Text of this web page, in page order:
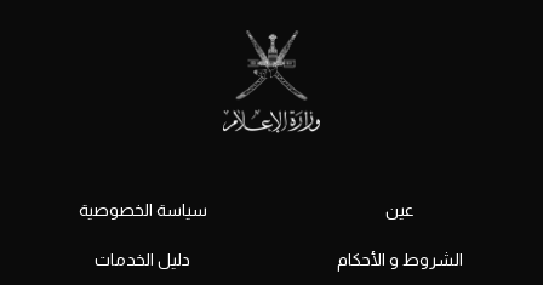
عين
الشروط و الأحكام
سياسة الخصوصية
دليل الخدمات